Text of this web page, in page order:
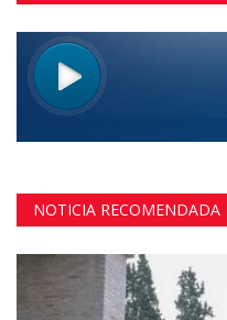
NOTICIA RECOMENDADA